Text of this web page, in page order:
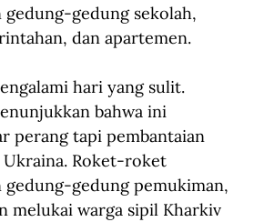
gedung sekolah,
dan apartemen.
hari yang sulit.
bahwa ini
perang tapi pembantaian
Roket-roket
gedung pemukiman,
melukai warga sipil Kharkiv